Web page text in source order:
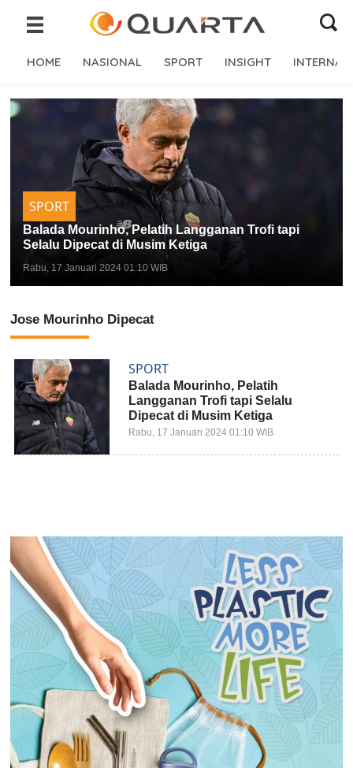
HOME NASIONAL SPORT INSIGHT
SPORT
Balada Mourinho, Pelatih Langganan Trofi tapi
Selalu Dipecat di Musim Ketiga
Rabu, 17 Januari 2024 01:10 WIB
Jose Mourinho Dipecat
SPORT
Balada Mourinho, Pelatih
Langganan Trofi tapi Selalu
Dipecat di Musim Ketiga
Rabu, 17 Januari 2024 01:10 WIB